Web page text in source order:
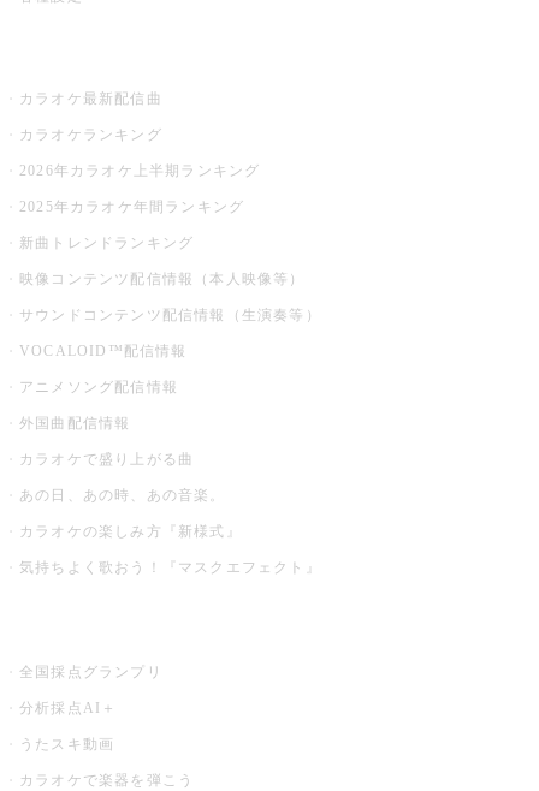
カラオケ最新配信曲
カラオケランキング
2026年カラオケ上半期ランキング
2025年カラオケ年間ランキング
新曲トレンドランキング
映像コンテンツ配信情報（本人映像等）
サウンドコンテンツ配信情報（生演奏等）
VOCALOID™配信情報
アニメソング配信情報
外国曲配信情報
カラオケで盛り上がる曲
あの日、あの時、あの音楽。
カラオケの楽しみ方『新様式』
気持ちよく歌おう！『マスクエフェクト』
全国採点グランプリ
分析採点AI＋
うたスキ動画
カラオケで楽器を弾こう